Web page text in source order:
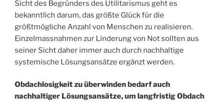
Sicht des Begründers des Utilitarismus geht es
bekanntlich darum, das größte Glück für die
größtmögliche Anzahl von Menschen zu realisieren.
Einzelmassnahmen zur Linderung von Not sollten aus
seiner Sicht daher immer auch durch nachhaltige
systemische Lösungsansätze ergänzt werden.
Obdachlosigkeit zu überwinden bedarf auch
nachhaltiger Lösungsansätze, um langfristig Obdach